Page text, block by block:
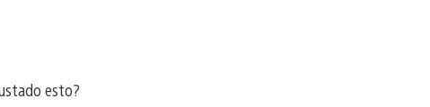
esto?